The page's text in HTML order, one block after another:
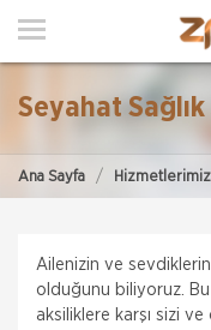
ANA SAYFA
POLIÇE HATIRLAT
MÜŞTERI GIRIŞI
Seyahat Sağlık
Ana Sayfa Hizmetlerimiz
Ailenizin ve
olduğunu biliyoruz.
aksiliklere karşı sizi